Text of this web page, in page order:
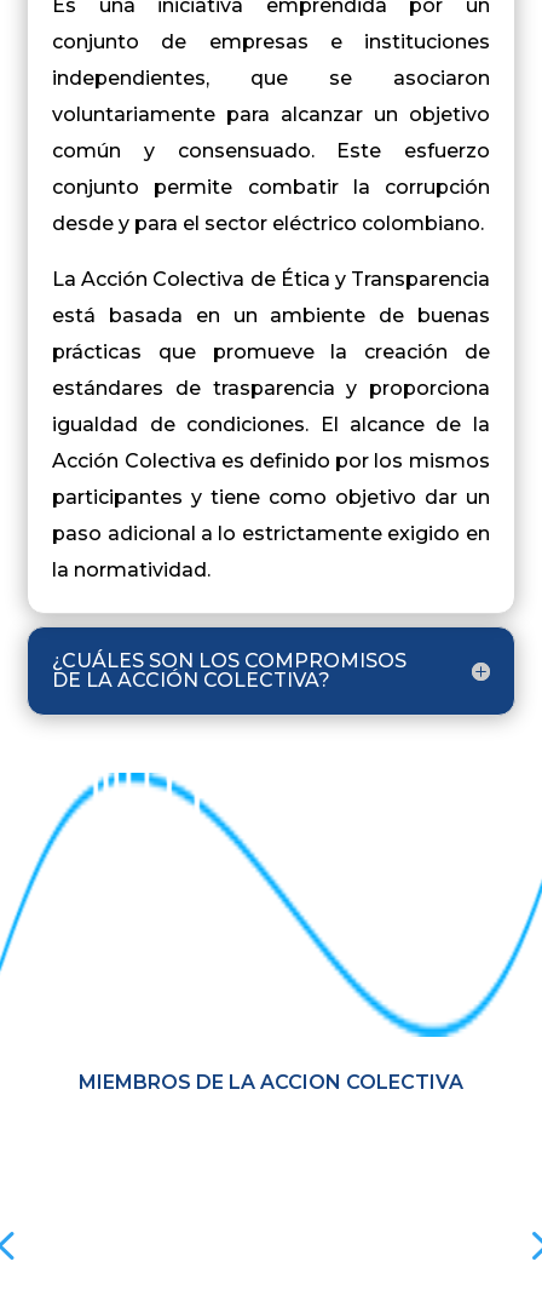
Es una iniciativa emprendida por un
conjunto de empresas e instituciones
independientes, que se asociaron
voluntariamente para alcanzar un objetivo
común y consensuado. Este esfuerzo
conjunto permite combatir la corrupción
desde y para el sector eléctrico colombiano.
La Acción Colectiva de Ética y Transparencia
está basada en un ambiente de buenas
prácticas que promueve la creación de
estándares de trasparencia y proporciona
igualdad de condiciones. El alcance de la
Acción Colectiva es definido por los mismos
participantes y tiene como objetivo dar un
paso adicional a lo estrictamente exigido en
la normatividad.
¿CUÁLES SON LOS COMPROMISOS
DE LA ACCIÓN COLECTIVA?
MIEMBROS DE LA ACCION COLECTIVA